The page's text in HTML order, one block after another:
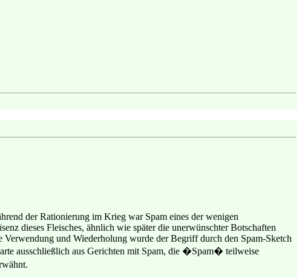
der Rationierung im Krieg war Spam eines der wenigen
dieses Fleisches, ähnlich wie später die unerwünschter Botschaften
und Wiederholung wurde der Begriff durch den Spam-Sketch
ausschließlich aus Gerichten mit Spam, die �Spam� teilweise